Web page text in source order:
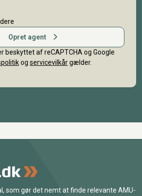
Opret agent
beskyttet af reCAPTCHA og Google
og servicevilkårgælder.
som gør det nemt at finde relevante AMU-